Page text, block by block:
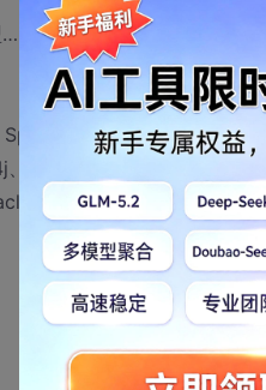
群号：29146196
、
ANT、JBuilder、
、DB2、UML等）